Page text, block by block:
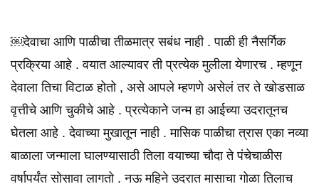
￼देवाचा आणि पाळीचा तीळमात्र सबंध नाही . पाळी ही नैसर्गिक
प्रक्रिया आहे . वयात आल्यावर ती प्रत्येक मुलीला येणारच . म्हणून
देवाला तिचा विटाळ होतो , असे आपले म्हणणे असेलं तर ते खोडसाळ
वृत्तीचे आणि चुकीचे आहे . प्रत्येकाने जन्म हा आईच्या उदरातूनच
घेतला आहे . देवाच्या मुखातून नाही . मासिक पाळीचा त्रास एका नव्या
बाळाला जन्माला घालण्यासाठी तिला वयाच्या चौदा ते पंचेचाळीस
वर्षापर्यंत सोसावा लागतो . नऊ महिने उदरात मासाचा गोळा तिलाच